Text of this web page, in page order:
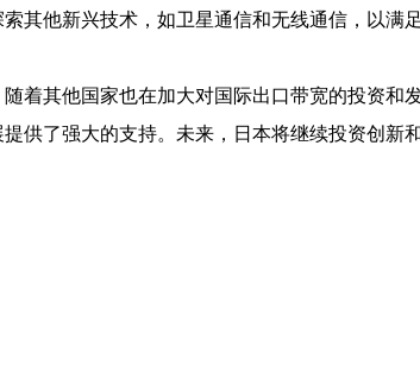
其他新兴技术，如卫星通信和无线通信，以满
其他国家也在加大对国际出口带宽的投资和
供了强大的支持。未来，日本将继续投资创新